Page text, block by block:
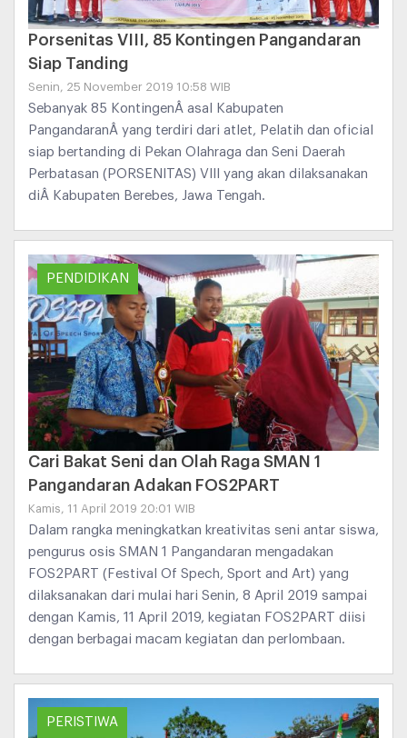
Porsenitas VIII, 85 Kontingen Pangandaran
Siap Tanding
Senin, 25 November 2019 10:58 WIB
Sebanyak 85 KontingenÂ asal Kabupaten
PangandaranÂ yang terdiri dari atlet, Pelatih dan oficial
siap bertanding di Pekan Olahraga dan Seni Daerah
Perbatasan (PORSENITAS) VIII yang akan dilaksanakan
diÂ Kabupaten Berebes, Jawa Tengah.
PENDIDIKAN
Cari Bakat Seni dan Olah Raga SMAN 1
Pangandaran Adakan FOS2PART
Kamis, 11 April 2019 20:01 WIB
Dalam rangka meningkatkan kreativitas seni antar siswa,
pengurus osis SMAN 1 Pangandaran mengadakan
FOS2PART (Festival Of Spech, Sport and Art) yang
dilaksanakan dari mulai hari Senin, 8 April 2019 sampai
dengan Kamis, 11 April 2019, kegiatan FOS2PART diisi
dengan berbagai macam kegiatan dan perlombaan.
PERISTIWA